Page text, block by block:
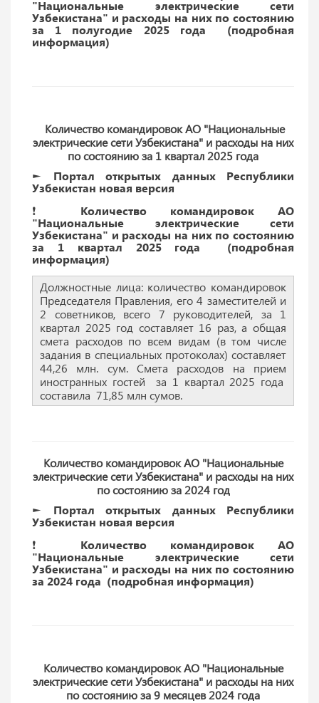
"Национальные электрические сети
Узбекистана" и расходы на них по состоянию
за 1 полугодие 2025 года (подробная
информация)
Количество командировок АО "Национальные
электрические сети Узбекистана" и расходы на них
по состоянию за 1 квартал 2025 года
► Портал открытых данных Республики
Узбекистан новая версия
❗️ Количество командировок АО
"Национальные электрические сети
Узбекистана" и расходы на них по состоянию
за 1 квартал 2025 года (подробная
информация)
Должностные лица: количество командировок
Председателя Правления, его 4 заместителей и
2 советников, всего 7 руководителей, за 1
квартал 2025 год составляет 16 раз, а общая
смета расходов по всем видам (в том числе
задания в специальных протоколах) составляет
44,26 млн. сум. Смета расходов на прием
иностранных гостей за 1 квартал 2025 года
составила 71,85 млн сумов.
Количество командировок АО "Национальные
электрические сети Узбекистана" и расходы на них
по состоянию за 2024 год
► Портал открытых данных Республики
Узбекистан новая версия
❗️ Количество командировок АО
"Национальные электрические сети
Узбекистана" и расходы на них по состоянию
за 2024 года (подробная информация)
Количество командировок АО "Национальные
электрические сети Узбекистана" и расходы на них
по состоянию за 9 месяцев 2024 года